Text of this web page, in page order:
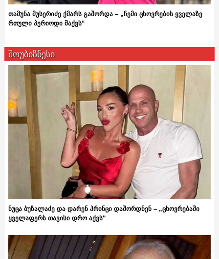
თამუნა მუსერიძე ქმარს გაშორდა – „ჩემი ცხოვრების ყველაზე
რთული პერიოდი მაქვს“
შოუბიზნესი
ნუცა ბუზალაძე და დარენ პრინცი დაშორდნენ – „ცხოვრებაში
ყველაფერს თავისი დრო აქვს“